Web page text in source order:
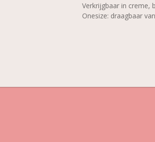
Verkrijgbaar in creme,
Onesize: draagbaar